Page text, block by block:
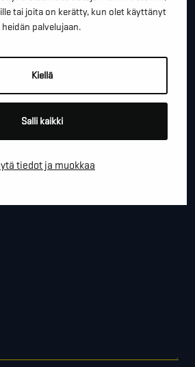
tai joita on kerätty, kun olet käyttänyt
heidän palvelujaan.
Kiellä
Salli kaikki
tiedot ja muokkaa